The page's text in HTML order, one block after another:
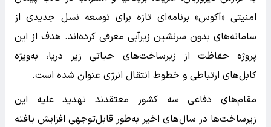
امنیتی «آکوس» برنامه‌ای تازه برای توسعه نسل جدیدی از
سامانه‌های بدون سرنشین زیرآبی معرفی کرده‌اند. هدف از این
پروژه حفاظت از زیرساخت‌های حیاتی زیر دریا، به‌ویژه
کابل‌های ارتباطی و خطوط انتقال انرژی عنوان شده است.
مقام‌های دفاعی سه کشور معتقدند تهدید علیه این
زیرساخت‌ها در سال‌های اخیر به‌طور قابل‌توجهی افزایش یافته